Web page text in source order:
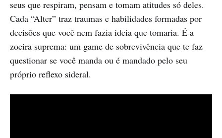
seus que respiram, pensam e tomam atitudes só deles.
Cada “Alter” traz traumas e habilidades formadas por
decisões que você nem fazia ideia que tomaria. É a
zoeira suprema: um game de sobrevivência que te faz
questionar se você manda ou é mandado pelo seu
próprio reflexo sideral.